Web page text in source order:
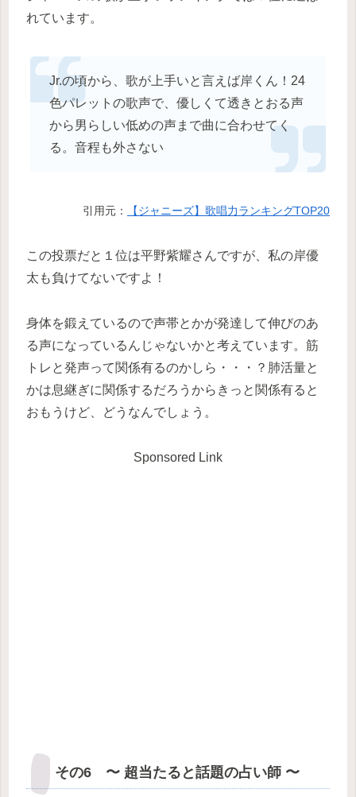
れています。
Jr.の頃から、歌が上手いと言えば岸くん！24
色パレットの歌声で、優しくて透きとおる声
から男らしい低めの声まで曲に合わせてく
る。音程も外さない
引用元： 【ジャニーズ】歌唱力ランキングTOP20
この投票だと１位は平野紫耀さんですが、私の岸優
太も負けてないですよ！
身体を鍛えているので声帯とかが発達して伸びのあ
る声になっているんじゃないかと考えています。筋
トレと発声って関係有るのかしら・・・？肺活量と
かは息継ぎに関係するだろうからきっと関係有ると
おもうけど、どうなんでしょう。
Sponsored Link
その6 〜 超当たると話題の占い師 〜